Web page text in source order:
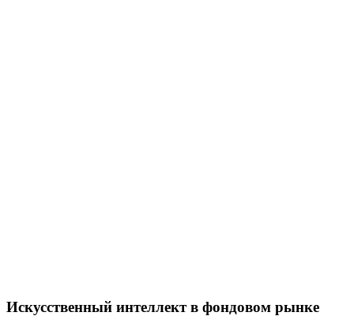
Искусственный интеллект в фондовом рынке